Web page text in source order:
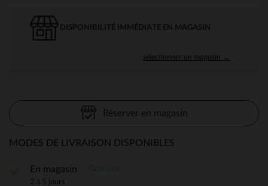
DISPONIBILITÉ IMMÉDIATE EN MAGASIN
sélectionner un magasin →
Réserver en magasin
MODES DE LIVRAISON DISPONIBLES
En magasin
2 à 5 jours